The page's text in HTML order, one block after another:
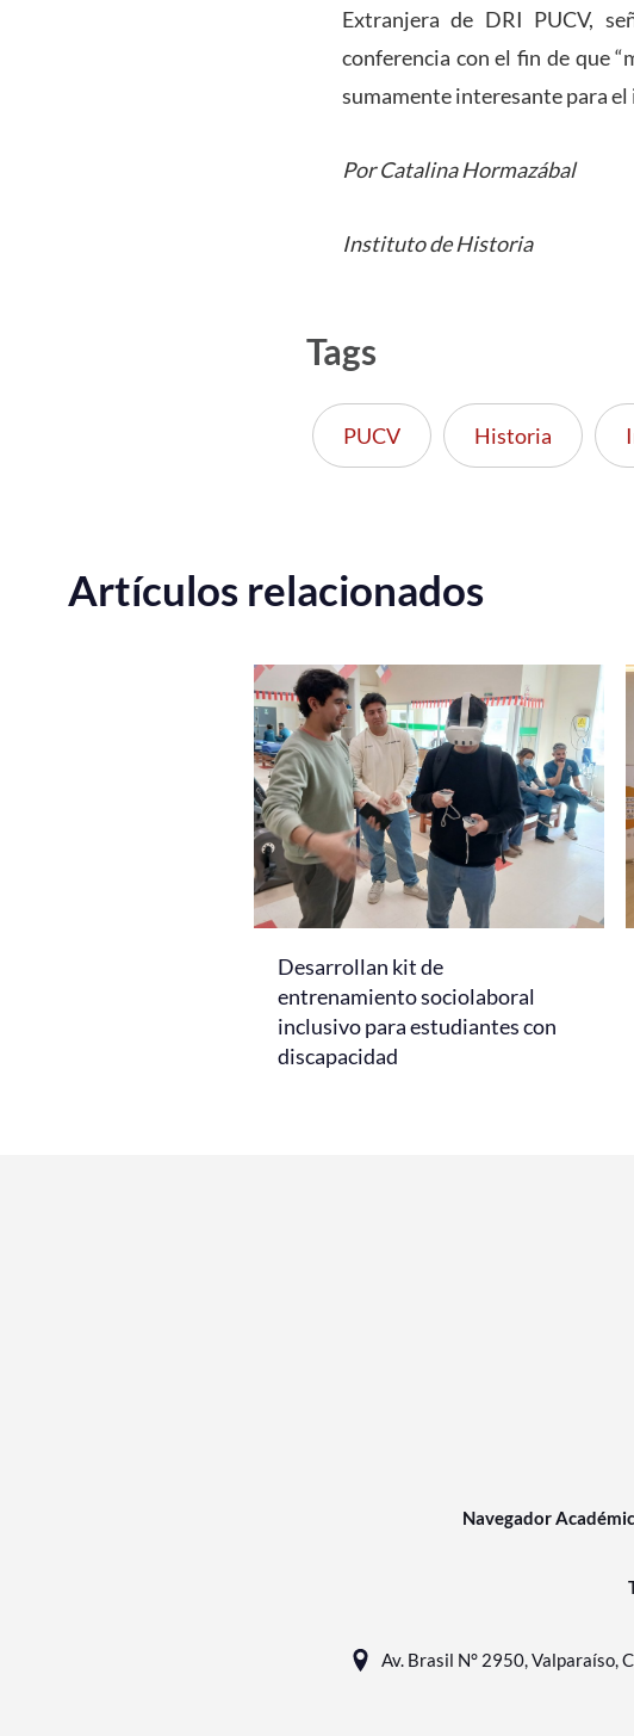
Extranjera de DRI PUCV,
conferencia con el fin de que
sumamente interesante para
Por Catalina Hormazábal
Instituto de Historia
Tags
PUCV Historia
Artículos relacionados
Desarrollan kit de
entrenamiento sociolaboral
inclusivo para estudiantes con
discapacidad
Navegador
Av. Brasil N° 2950, Valparaíso,